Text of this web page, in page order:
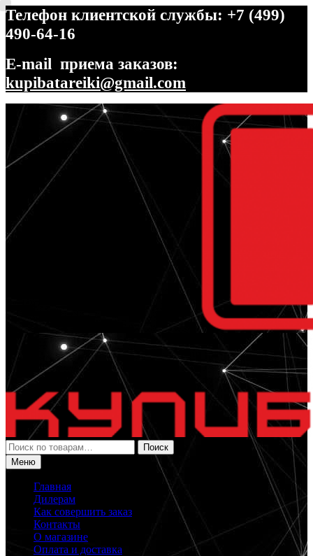
Телефон клиентской службы: +7 (499)
490-64-16
E-mail приема заказов:
kupibatareiki@gmail.com
Перейти
навигации
Перейти
содержимому
Искать:
Поиск
Меню
Главная
Дилерам
Как совершить заказ
Контакты
О магазине
Оплата и доставка